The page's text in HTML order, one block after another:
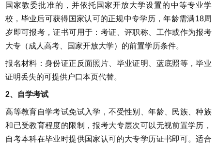
国家教委批准的，并依托国家开放大学设置的中等专业学
校，毕业后可获得国家认可的正规中专学历，年龄需满18周
岁即可报考，证书可用于：考证、评职称、工作或作为报考
大专（成人高考、国家开放大学）的前置学历条件。
报名材料：身份证正反面照片、毕业证明、蓝底照等，毕业
证明丢失的可提供户口本页代替。
2、自学考试
高等教育自学考试免试入学，不受性别、年龄、民族、种族
和已受教育程度的限制，报考大专层次可以无视前置学历，
自考本科在毕业时提供国家认可的大专学历证书即可。适合